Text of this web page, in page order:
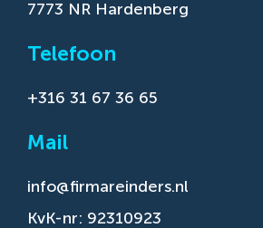
7773 NR Hardenberg
Telefoon
+316 31 67 36 65
Mail
info@firmareinders.nl
KvK-nr: 92310923